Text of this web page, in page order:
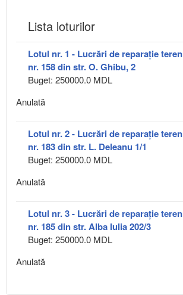
Lista loturilor
Lotul nr. 1 - Lucrări de reparație
nr. 158 din str. O. Ghibu, 2
Buget: 250000.0 MDL
Anulată
Lotul nr. 2 - Lucrări de reparație
nr. 183 din str. L. Deleanu 1/1
Buget: 250000.0 MDL
Anulată
Lotul nr. 3 - Lucrări de reparație
nr. 185 din str. Alba Iulia 202/3
Buget: 250000.0 MDL
Anulată